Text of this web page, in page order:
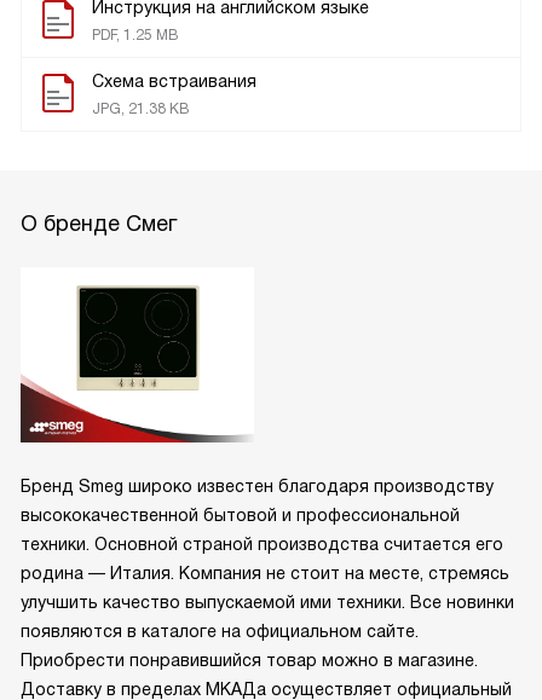
Инструкция на английском языке
PDF, 1.25 MB
Схема встраивания
JPG, 21.38 KB
О бренде Смег
Бренд Smeg широко известен благодаря производству
высококачественной бытовой и профессиональной
техники. Основной страной производства считается его
родина — Италия. Компания не стоит на месте, стремясь
улучшить качество выпускаемой ими техники. Все новинки
появляются в каталоге на официальном сайте.
Приобрести понравившийся товар можно в магазине.
Доставку в пределах МКАДа осуществляет официальный